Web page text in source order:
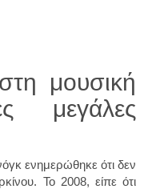
μουσική
μεγάλες
ενημερώθηκε ότι δεν
Το 2008, είπε ότι